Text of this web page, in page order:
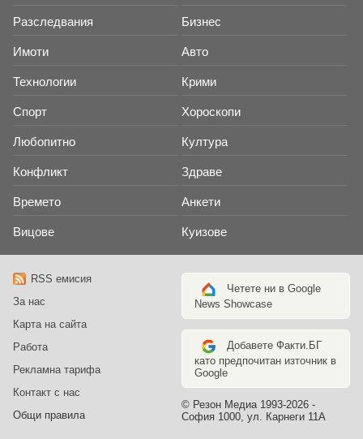
Разследвания Бизнес
Имоти Авто
Технологии Крими
Спорт Хороскопи
Любопитно Култура
Конфликт Здраве
Времето Анкети
Вицове Куизове
RSS емисия
За нас
Карта на сайта
Работа
Рекламна тарифа
Контакт с нас
Общи правила
Четете ни в Google
News Showcase
Добавете Факти.БГ
като предпочитан източник в
Google
© Резон Медиа 1993-2026 -
София 1000, ул. Карнеги 11А